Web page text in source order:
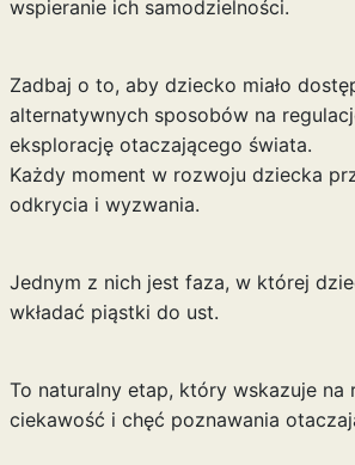
wspieranie ich samodzielności.
Zadbaj o to, aby dziecko miało
alternatywnych sposobów na
eksplorację otaczającego świata.
Każdy moment w rozwoju dziecka
odkrycia i wyzwania.
Jednym z nich jest faza, w której
wkładać piąstki do ust.
To naturalny etap, który wskazuje na
ciekawość i chęć poznawania